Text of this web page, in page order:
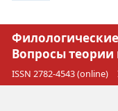
Вопросы теории
ISSN 2782-4543 (online)